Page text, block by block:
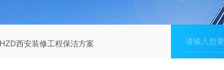
HZD西安装修工程保洁方案